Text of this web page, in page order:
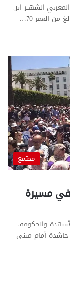
الشهير ابن
العمر 70…
مجتمع
في مسيرة
والحكومة،
حاشدة أمام مبنى